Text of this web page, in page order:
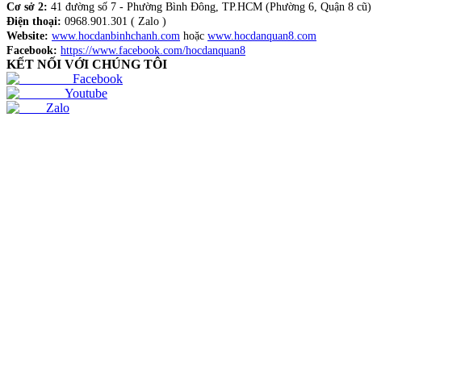
Cơ sở 2: 41 đường số 7 - Phường Bình Đông, TP.HCM (Phường 6, Quận 8 cũ)
Điện thoại: 0968.901.301 ( Zalo )
Website: www.hocdanbinhchanh.com hoặc www.hocdanquan8.com
Facebook: https://www.facebook.com/hocdanquan8
KẾT NỐI VỚI CHÚNG TÔI
Facebook
Youtube
Zalo